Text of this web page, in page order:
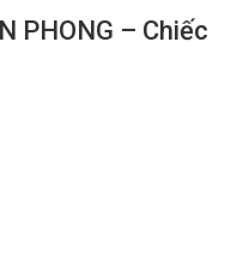
PHONG – Chiếc